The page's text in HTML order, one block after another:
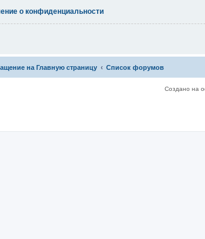
о конфиденциальности
на Главную страницу Список форумов
Создано на